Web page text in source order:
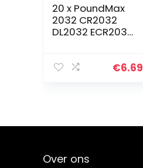
20 x PoundMax
2032 CR2032
DL2032 ECR2032
en
€6.69
Over ons